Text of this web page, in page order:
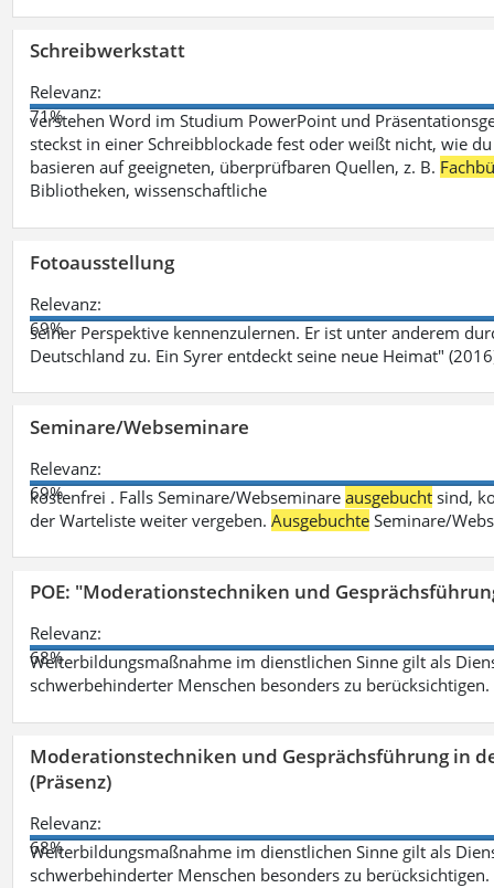
Schreibwerkstatt
Relevanz:
71%
verstehen Word im Studium PowerPoint und
steckst in einer Schreibblockade fest oder weißt nicht, wie
basieren auf geeigneten, überprüfbaren Quellen, z. B.
Bibliotheken, wissenschaftliche
Fotoausstellung
Relevanz:
69%
seiner Perspektive kennenzulernen. Er ist unter anderem
Deutschland zu. Ein Syrer entdeckt seine neue Heimat"
Seminare/Webseminare
Relevanz:
69%
kostenfrei . Falls Seminare/Webseminareausgebucht sind,
der Warteliste weiter vergeben.Ausgebuchte Seminare/
POE: "Moderationstechniken und
Relevanz:
68%
Weiterbildungsmaßnahme im dienstlichen Sinne gilt als
schwerbehinderter Menschen besonders zu berücksichtigen.
Moderationstechniken und Gesprächsführung in
(Präsenz)
Relevanz:
68%
Weiterbildungsmaßnahme im dienstlichen Sinne gilt als
schwerbehinderter Menschen besonders zu berücksichtigen.